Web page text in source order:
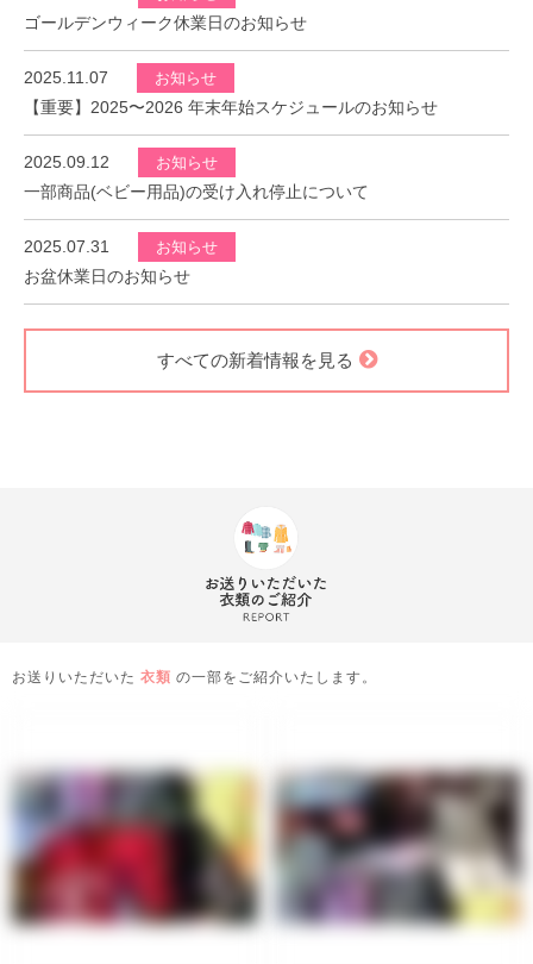
お知らせ
ゴールデンウィーク休業日のお知らせ
2025.11.07 お知らせ
【重要】2025〜2026 年末年始スケジュールのお知らせ
2025.09.12 お知らせ
一部商品(ベビー用品)の受け入れ停止について
2025.07.31 お知らせ
お盆休業日のお知らせ
すべての新着情報を見る
お送りいただいた 衣類 の一部をご紹介いたします。